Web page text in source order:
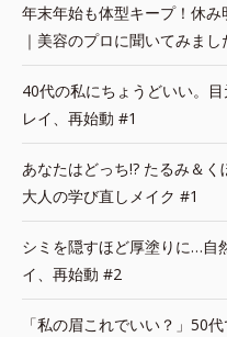
年末年始も体型キープ！休み
｜美容のプロに聞いてみまし
40代の私にちょうどいい。
レイ、再始動 #1
あなたはどっち!? たるみ＆く
大人の学び直しメイク #1
シミを隠すほど厚塗りに…自
イ、再始動 #2
「私の眉これでいい？」50